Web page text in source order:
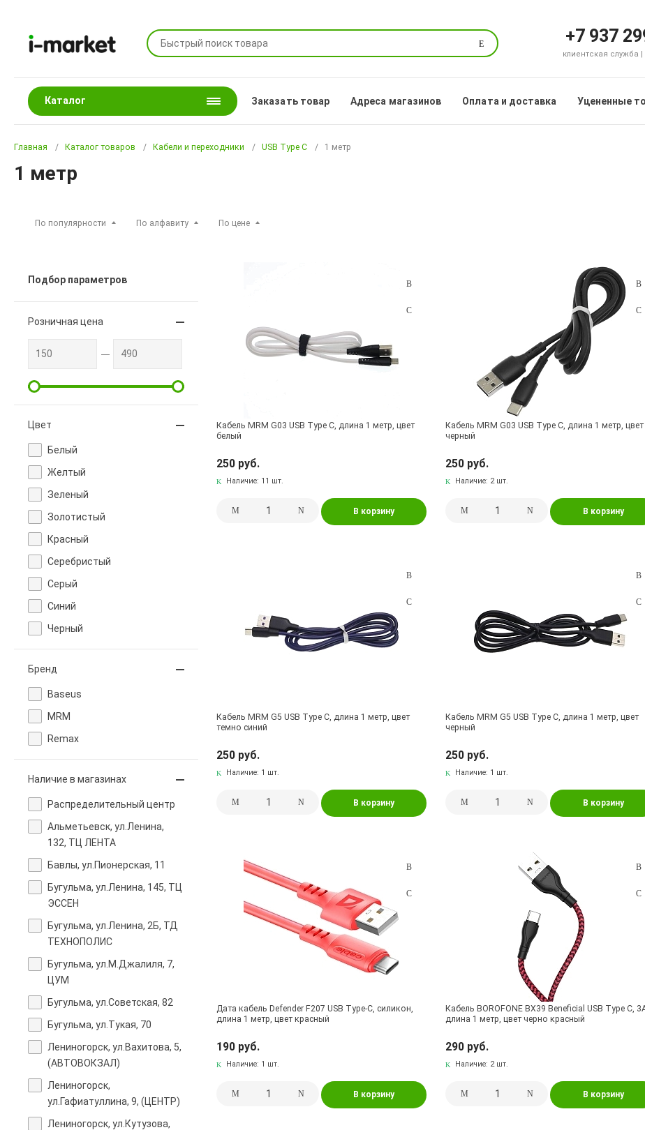
Поиск +7 937
клиентская служба |
Каталог Заказать товар Адреса магазинов Оплата и доставка Уцененные
Главная Каталог товаров Кабели и переходники USB Type С 1 метр
1 метр
По популярности По алфавиту По цене
Подбор параметров
Розничная цена
Цвет
Белый
Желтый
Зеленый
Золотистый
Красный
Серебристый
Серый
Синий
Черный
Бренд
Baseus
MRM
Remax
Наличие в магазинах
Pаспределительный центр
Альметьевск, ул.Ленина,
132, ТЦ ЛЕНТА
Бавлы, ул.Пионерская, 11
Бугульма, ул.Ленина, 145, ТЦ
ЭССЕН
Бугульма, ул.Ленина, 2Б, ТД
ТЕХНОПОЛИС
Бугульма, ул.М.Джалиля, 7,
ЦУМ
Бугульма, ул.Советская, 82
Бугульма, ул.Тукая, 70
Лениногорск, ул.Вахитова, 5,
(АВТОВОКЗАЛ)
Лениногорск,
ул.Гафиатуллина, 9, (ЦЕНТР)
Лениногорск, ул.Кутузова,
Кабель MRM G03 USB Type C, длина 1 метр, цвет
белый
250 руб.
Наличие: 11 шт.
В корзину
Кабель MRM G03 USB Type C, длина 1 метр, цвет
черный
250 руб.
Наличие: 2 шт.
В корзину
Кабель MRM G5 USB Type C, длина 1 метр, цвет
темно синий
250 руб.
Наличие: 1 шт.
В корзину
Кабель MRM G5 USB Type C, длина 1 метр, цвет
черный
250 руб.
Наличие: 1 шт.
В корзину
Дата кабель Defender F207 USB Type-C, силикон,
длина 1 метр, цвет красный
190 руб.
Наличие: 1 шт.
В корзину
Кабель BOROFONE BX39 Beneficial USB Type C,
длина 1 метр, цвет черно красный
290 руб.
Наличие: 2 шт.
В корзину